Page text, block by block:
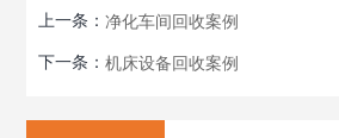
上一条：净化车间回收案例
下一条：机床设备回收案例